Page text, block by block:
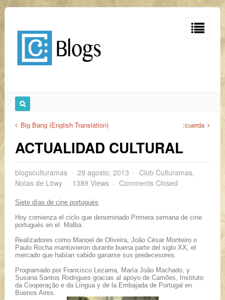
Big Bang (English Translation) :cuerda
ACTUALIDAD CULTURAL
blogsculturamas 29 agosto, 2013 Club Culturamas,
Notas de Löwy
1389 Views Comments Closed
Siete días de cine portugués
Hoy comienza el ciclo que denominado Primera semana de cine
portugués en el Malba.
Realizadores como Manoel de Oliveira, João César Monteiro o
Paulo Rocha mantuvieron durante buena parte del siglo XX, el
mercado que habían sabido ganarse sus predecesores.
Programado por Francisco Lezama, María João Machado, y
Susana Santos Rodrigues gracias al apoyo de Camões, Instituto
da Cooperação e da Língua y de la Embajada de Portugal en
Buenos Aires.